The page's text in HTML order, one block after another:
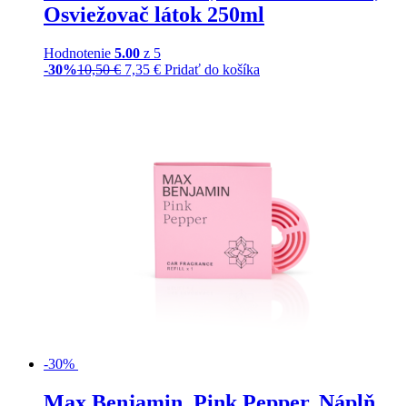
Osviežovač látok 250ml
Hodnotenie 5.00 z 5
-30%10,50€ 7,35 € Pridať do košíka
-30%